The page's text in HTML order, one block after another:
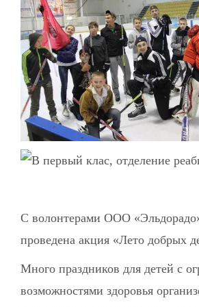
С волонтерами ООО
проведена акция «Лето добрых
Много праздников для детей с
возможностями здоровья